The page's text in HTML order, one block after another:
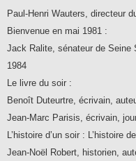
Paul-Henri Wauters, directeur
Bienvenue en mai 1981 :
Jack Ralite, sénateur de Seine
1984
Le livre du soir :
Benoît Duteurtre, écrivain,
Jean-Marc Parisis, écrivain,
L’histoire d’un soir : L’histoire
Jean-Noël Robert, historien,